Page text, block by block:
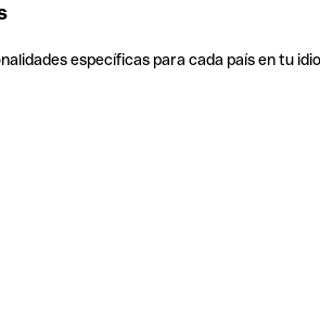
específicas para cada país en tu